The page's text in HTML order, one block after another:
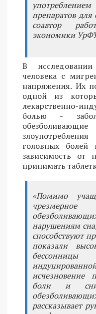
препаратов для
соавтор
экономики
В
человека с
напряжения. Их
одной из
лекарственно-
болью -
головных
зависимость от
принимать
«Помимо
нарушениям
способствуют
показали
исчезновение
боли и
рассказывает